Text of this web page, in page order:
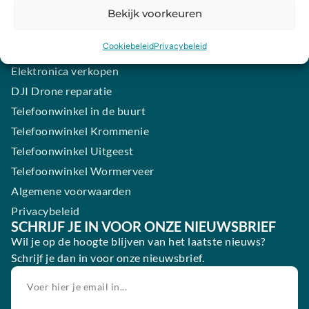
Bekijk voorkeuren
CookiebeleidPrivacybeleid
Samsung smartphone laten maken
Elektronica verkopen
DJI Drone reparatie
Telefoonwinkel in de buurt
Telefoonwinkel Krommenie
Telefoonwinkel Uitgeest
Telefoonwinkel Wormerveer
Algemene voorwaarden
Privacybeleid
SCHRIJF JE IN VOOR ONZE NIEUWSBRIEF
Wil je op de hoogte blijven van het laatste nieuws?
Schrijf je dan in voor onze nieuwsbrief.